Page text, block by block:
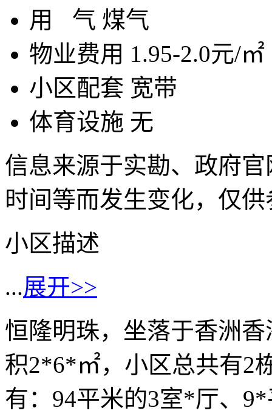
用 气 煤气
物业费用 1.95-2.0元/㎡
小区配套 宽带
体育设施 无
信息来源于实勘、政府
时间等而发生变化，仅
小区描述
...展开>>
恒隆明珠，坐落于香洲
积2*6*㎡，小区总共有2
有：94平米的3室*厅、